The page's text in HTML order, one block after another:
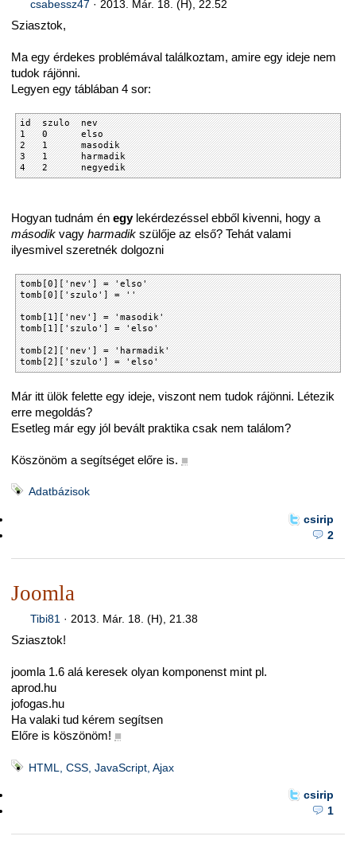
csabessz47 · 2013. Már. 18. (H), 22.52
Sziasztok,
Ma egy érdekes problémával találkoztam, amire egy ideje nem
tudok rájönni.
Legyen egy táblában 4 sor:
id szulo nev
1 0 elso
2 1 masodik
3 1 harmadik
4 2 negyedik
Hogyan tudnám én egylekérdezéssel ebből kivenni, hogy a
második vagy harmadik szülője az első? Tehát valami
ilyesmivel szeretnék dolgozni
tomb[0]['nev'] = 'elso'
tomb[0]['szulo'] = ''
tomb[1]['nev'] = 'masodik'
tomb[1]['szulo'] = 'elso'
tomb[2]['nev'] = 'harmadik'
tomb[2]['szulo'] = 'elso'
Már itt ülök felette egy ideje, viszont nem tudok rájönni. Létezik
erre megoldás?
Esetleg már egy jól bevált praktika csak nem találom?
Köszönöm a segítséget előre is. ■
Adatbázisok
csirip
2
Joomla
Tibi81 · 2013. Már. 18. (H), 21.38
Sziasztok!
joomla 1.6 alá keresek olyan komponenst mint pl.
aprod.hu
jofogas.hu
Ha valaki tud kérem segítsen
Előre is köszönöm! ■
HTML, CSS, JavaScript, Ajax
csirip
1